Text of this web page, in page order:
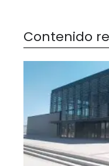
Contenido